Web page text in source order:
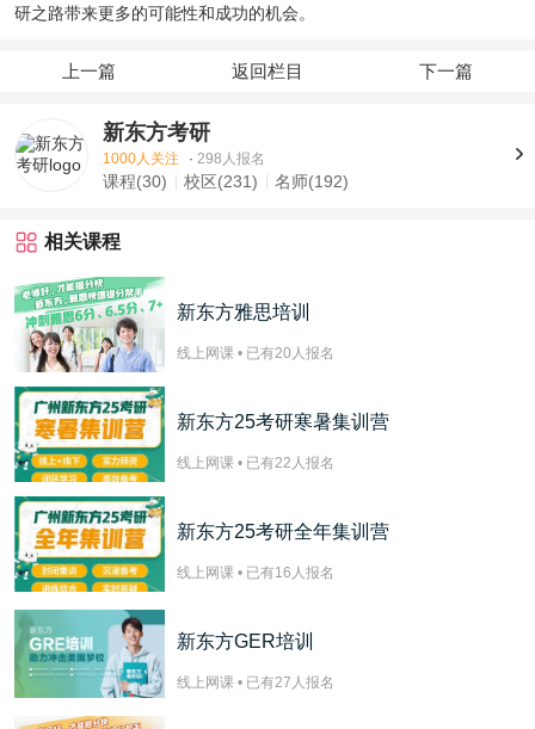
研之路带来更多的可能性和成功的机会。
上一篇 返回栏目 下一篇
新东方考研
1000人关注 · 298人报名
课程(30) 校区(231) 名师(192)
相关课程
新东方雅思培训
线上网课 • 已有20 人报名
新东方25考研寒暑集训营
线上网课 • 已有22 人报名
新东方25考研全年集训营
线上网课 • 已有16 人报名
新东方GER培训
线上网课 • 已有27 人报名